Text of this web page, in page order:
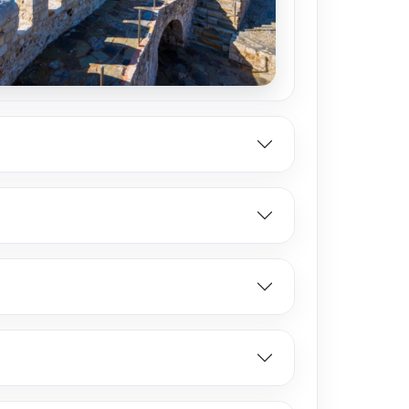
Desde €616
2026 5 OCT - 12 OCT 2026
Desde €585
2026 9 OCT - 16 OCT 2026
2026 11 OCT - 18 OCT 2026
Desde €555